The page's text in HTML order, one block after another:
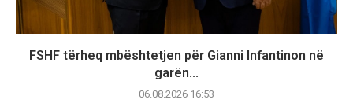
FSHF tërheq mbështetjen për Gianni Infantinon në
garën...
06.08.2026 16:53